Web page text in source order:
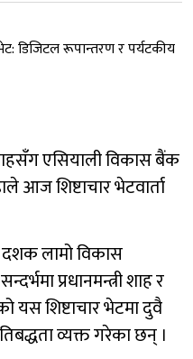
शाहसँग एसियाली विकास बैंक
आज शिष्टाचार भेटवार्ता
लामो विकास
प्रधानमन्त्री शाह र
यस शिष्टाचार भेटमा दुवै
व्यक्त गरेका छन् ।